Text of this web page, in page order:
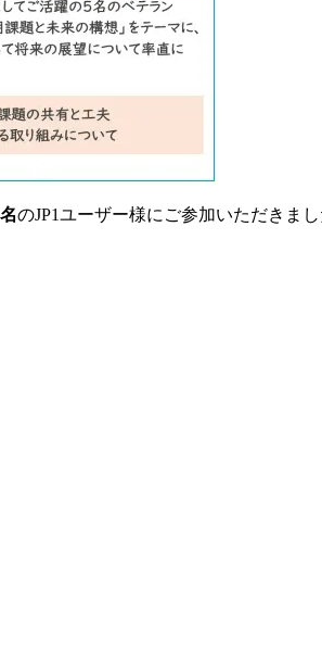
のJP1ユーザー様にご参加いただきま